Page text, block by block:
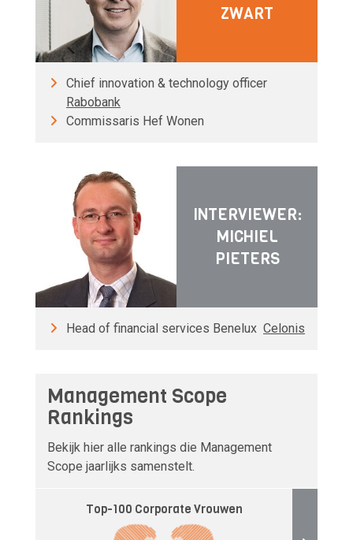
ZWART
Chief innovation & technology officer
Rabobank
Commissaris Hef Wonen
INTERVIEWER:
MICHIEL
PIETERS
Head of financial services Benelux Celonis
Management Scope
Rankings
Bekijk hier alle rankings die Management
Scope jaarlijks samenstelt.
Top-100 Corporate Vrouwen